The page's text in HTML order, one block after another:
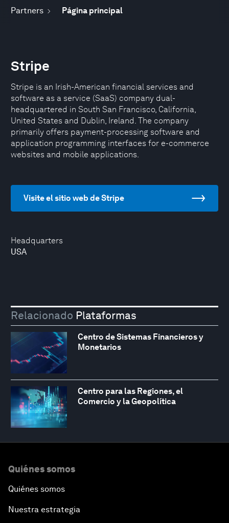
Partners Página principal
Headquarters
USA
Stripe
Stripe is an Irish-American financial services and
software as a service (SaaS) company dual-
headquartered in South San Francisco, California,
United States and Dublin, Ireland. The company
primarily offers payment-processing software and
application programming interfaces for e-commerce
websites and mobile applications.
Visite el sitio web de Stripe
Relacionado Plataformas
Centro de Sistemas Financieros y
Monetarios
Centro para las Regiones, el
Comercio y la Geopolítica
Quiénes somos
Quiénes somos
Nuestra estrategia